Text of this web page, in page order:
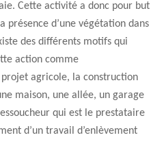
Cette activité a donc pour but
d’une végétation dans
des différents motifs qui
action comme
projet agricole, la construction
maison, une allée, un garage
qui est le prestataire
d’un travail d’enlèvement